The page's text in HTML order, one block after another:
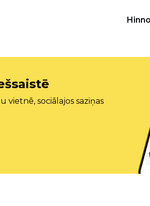
vietnē, sociālajos saziņas